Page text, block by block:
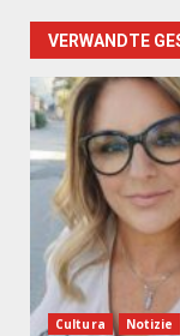
VERWANDTE
Cultura Notizie